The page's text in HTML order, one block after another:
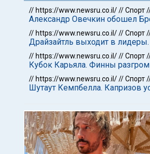
// https://www.newsru.co.il///Спорт
Александр Овечкин обошел
// https://www.newsru.co.il///Спорт
Драйзайтль выходит в
// https://www.newsru.co.il///Спорт
Кубок Карьяла. Финны
// https://www.newsru.co.il///Спорт
Шутаут Кемпбелла. Капризов